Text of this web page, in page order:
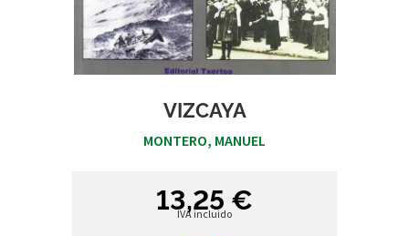
VIZCAYA
MONTERO, MANUEL
13,25 €
IVA incluido